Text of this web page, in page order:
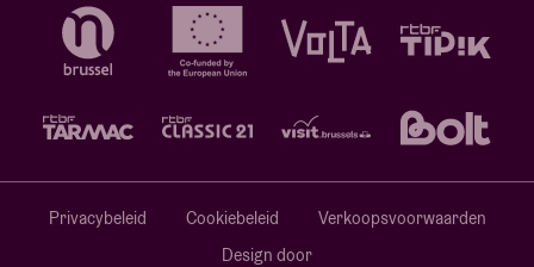
Privacybeleid Cookiebeleid
Verkoopsvoorwaarden
Design door